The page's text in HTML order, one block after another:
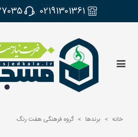
02191301361
خانه > برندها > گروه فرهنگی هفت رنگ